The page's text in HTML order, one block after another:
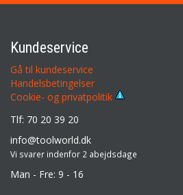
Kundeservice
Gå til kundeservice
Handelsbetingelser
Cookie- og privatpolitik
Tlf: 70 20 39 20
info@toolworld.dk
Vi svarer indenfor 2 abejdsdage
Man - Fre: 9 - 16